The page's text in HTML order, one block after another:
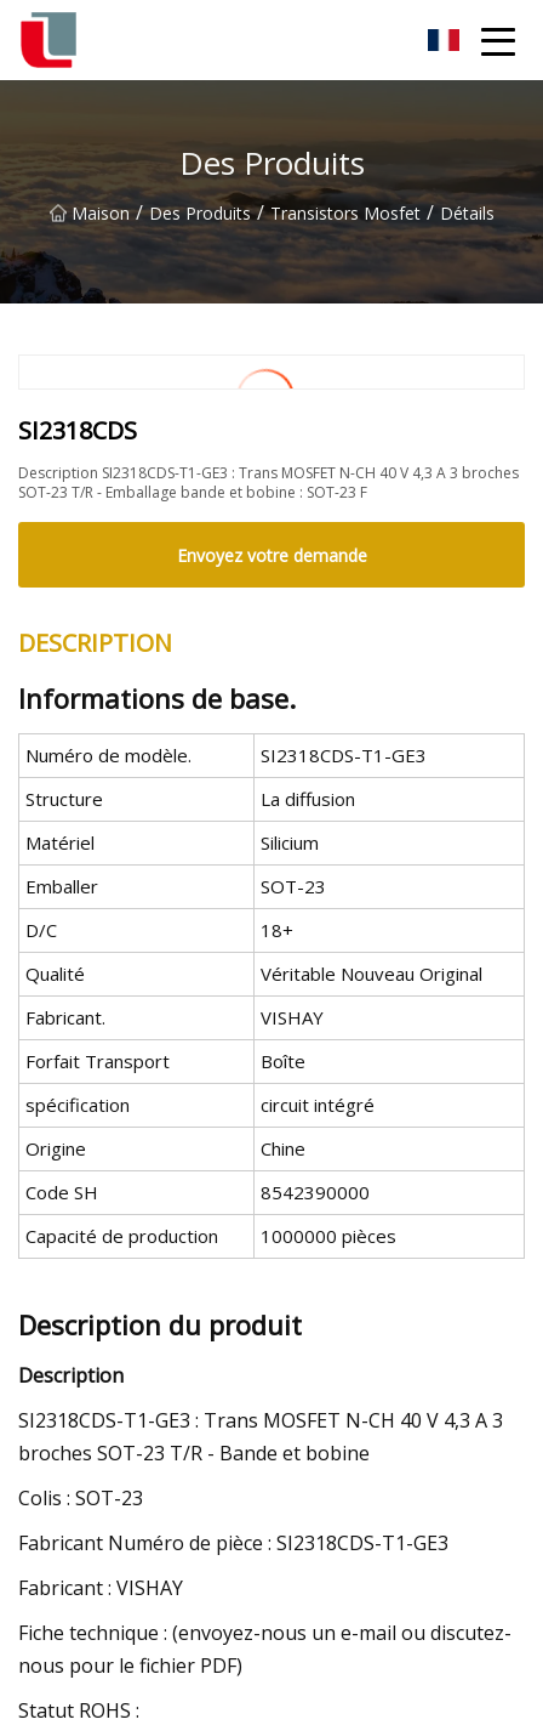
Des Produits
Maison / Des Produits / Transistors Mosfet / Détails
SI2318CDS
Description SI2318CDS-T1-GE3 : Trans MOSFET N-CH 40 V 4,3 A 3 broches
SOT-23 T/R - Emballage bande et bobine : SOT-23 F
Envoyez votre demande
DESCRIPTION
Informations de base.
Numéro de modèle.
SI2318CDS-T1-GE3
Structure
La diffusion
Matériel
Silicium
Emballer
SOT-23
D/C
18+
Qualité
Véritable Nouveau Original
Fabricant.
VISHAY
Forfait Transport
Boîte
spécification
circuit intégré
Origine
Chine
Code SH
8542390000
Capacité de production
1000000 pièces
Description du produit
Description
SI2318CDS-T1-GE3 : Trans MOSFET N-CH 40 V 4,3 A 3
broches SOT-23 T/R - Bande et bobine
Colis : SOT-23
Fabricant Numéro de pièce : SI2318CDS-T1-GE3
Fabricant : VISHAY
Fiche technique : (envoyez-nous un e-mail ou discutez-
nous pour le fichier PDF)
Statut ROHS :